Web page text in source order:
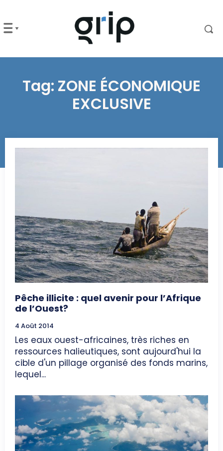
Tag: ZONE ÉCONOMIQUE
EXCLUSIVE
Pêche illicite : quel avenir pour l’Afrique
de l’Ouest?
4 Août 2014
Les eaux ouest-africaines, très riches en
ressources halieutiques, sont aujourd'hui la
cible d'un pillage organisé des fonds marins,
lequel...